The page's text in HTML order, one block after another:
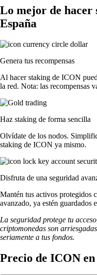
Lo mejor de hacer
España
Genera tus recompensas
Al hacer staking de ICON
la red. Nota: las recompensas
Haz staking de forma sencilla
Olvídate de los nodos.
staking de ICON ya mismo.
Disfruta de una seguridad
Mantén tus activos protegidos
avanzado, ya estén guardados
La seguridad protege tu
criptomonedas son
seriamente a tus fondos.
Precio de ICON